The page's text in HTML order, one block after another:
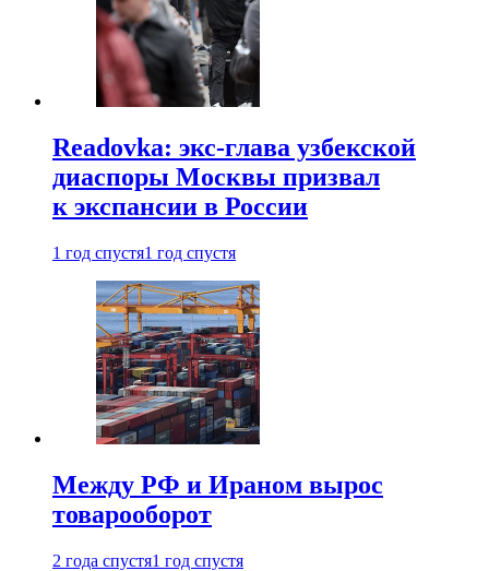
Readovka: экс-глава узбекской
диаспоры Москвы призвал
к экспансии в России
1 год спустя1 год спустя
Между РФ и Ираном вырос
товарооборот
2 года спустя1 год спустя